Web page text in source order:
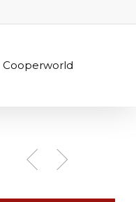
Cooperworld